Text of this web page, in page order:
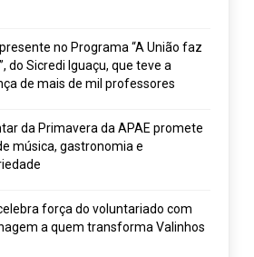
no Programa “A União faz
do Sicredi Iguaçu, que teve a
de mais de mil professores
da Primavera da APAE promete
música, gastronomia e
força do voluntariado com
a quem transforma Valinhos